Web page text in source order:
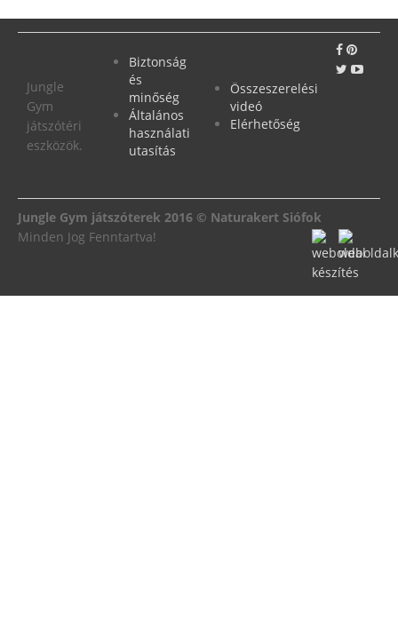
Jungle
Gym
játszótéri
eszközök.
Biztonság
és
minőség
Általános
használati
utasítás
Összeszerelési
videó
Elérhetőség
Jungle Gym játszóterek 2016 © Naturakert Siófok
Minden Jog Fenntartva!